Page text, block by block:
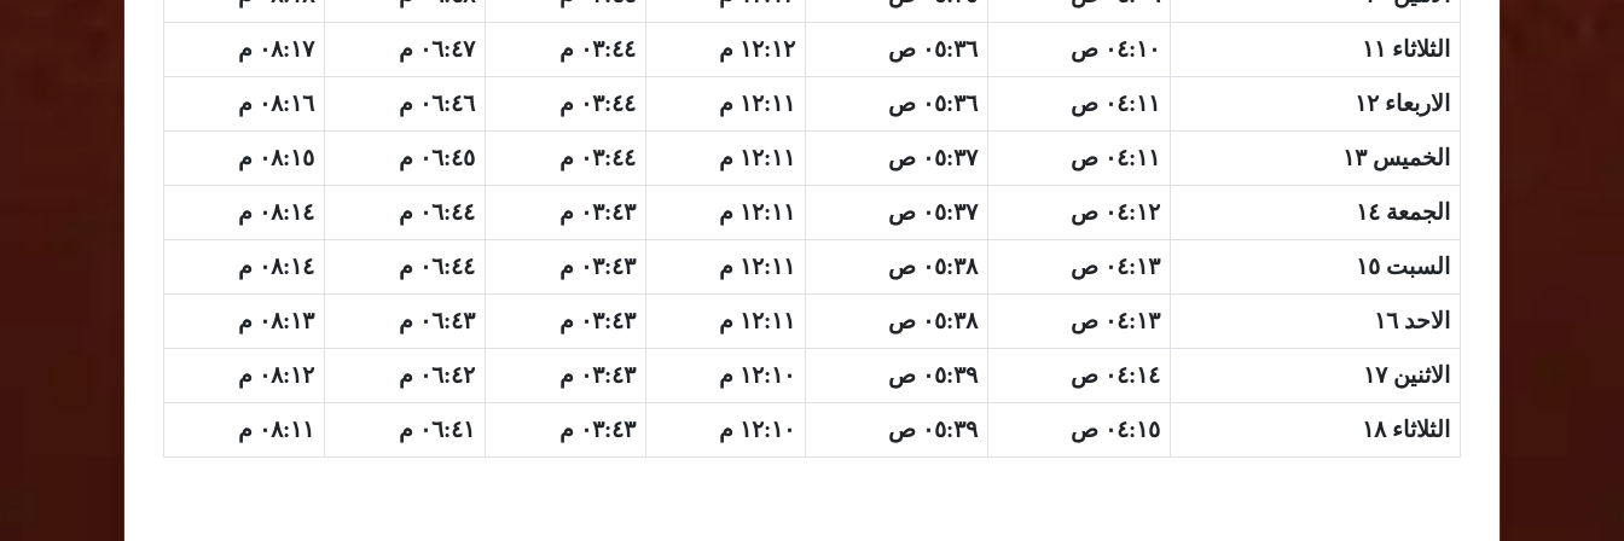
الثلاثاء ١١ ٠٤:١٠ ص ٠٥:٣٦ ص ١٢:١٢ م ٠٣:٤٤ م ٠٦:٤٧ م ٠٨:١٧ م
الاربعاء ١٢ ٠٤:١١ ص ٠٥:٣٦ ص ١٢:١١ م ٠٣:٤٤ م ٠٦:٤٦ م ٠٨:١٦ م
الخميس ١٣ ٠٤:١١ ص ٠٥:٣٧ ص ١٢:١١ م ٠٣:٤٤ م ٠٦:٤٥ م ٠٨:١٥ م
الجمعة ١٤ ٠٤:١٢ ص ٠٥:٣٧ ص ١٢:١١ م ٠٣:٤٣ م ٠٦:٤٤ م ٠٨:١٤ م
السبت ١٥ ٠٤:١٣ ص ٠٥:٣٨ ص ١٢:١١ م ٠٣:٤٣ م ٠٦:٤٤ م ٠٨:١٤ م
الاحد ١٦ ٠٤:١٣ ص ٠٥:٣٨ ص ١٢:١١ م ٠٣:٤٣ م ٠٦:٤٣ م ٠٨:١٣ م
الاثنين ١٧ ٠٤:١٤ ص ٠٥:٣٩ ص ١٢:١٠ م ٠٣:٤٣ م ٠٦:٤٢ م ٠٨:١٢ م
الثلاثاء ١٨ ٠٤:١٥ ص ٠٥:٣٩ ص ١٢:١٠ م ٠٣:٤٣ م ٠٦:٤١ م ٠٨:١١ م